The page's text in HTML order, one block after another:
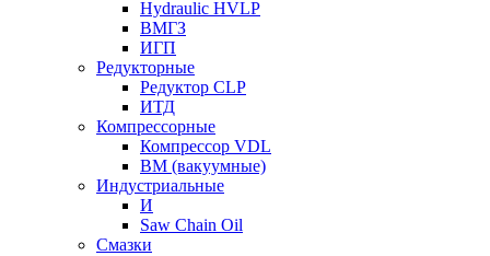
Hydraulic HVLP
ВМГЗ
ИГП
Редукторные
Редуктор CLP
ИТД
Компрессорные
Компрессор VDL
ВМ (вакуумные)
Индустриальные
И
Saw Chain Oil
Смазки